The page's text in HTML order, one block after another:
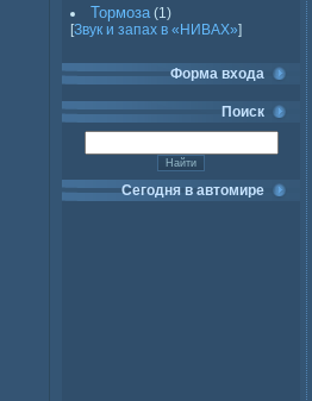
Тормоза (1)
[Звук и запах в «НИВАХ»]
Форма входа
Поиск
Сегодня в автомире